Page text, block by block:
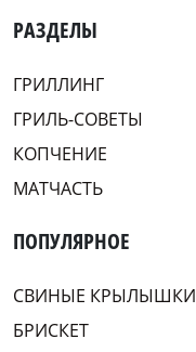
РАЗДЕЛЫ
ГРИЛЛИНГ
ГРИЛЬ-СОВЕТЫ
КОПЧЕНИЕ
МАТЧАСТЬ
ПОПУЛЯРНОЕ
СВИНЫЕ КРЫЛЫШКИ
БРИСКЕТ